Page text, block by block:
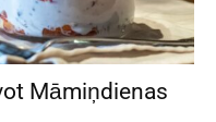
Māmiņdienas